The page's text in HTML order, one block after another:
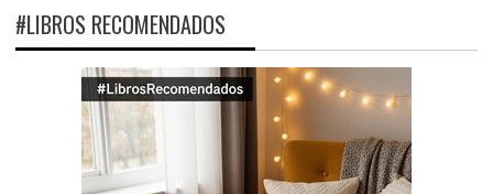
#LIBROS RECOMENDADOS